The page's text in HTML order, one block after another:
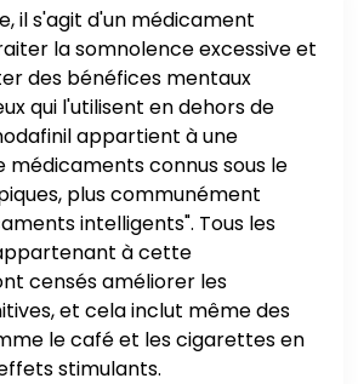
il s'agit d'un médicament
la somnolence excessive et
des bénéfices mentaux
qui l'utilisent en dehors de
appartient à une
médicaments connus sous le
plus communément
intelligents". Tous les
à cette
censés améliorer les
et cela inclut même des
le café et les cigarettes en
stimulants.